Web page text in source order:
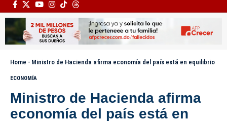
Home - Ministro de Hacienda afirma economía del país está en equilibrio
ECONOMÍA
Ministro de Hacienda afirma
economía del país está en